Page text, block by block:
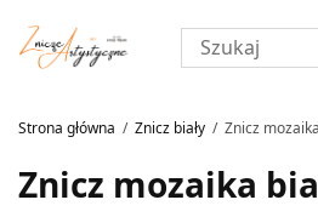
Strona główna Znicz biały Znicz
Znicz mozaika